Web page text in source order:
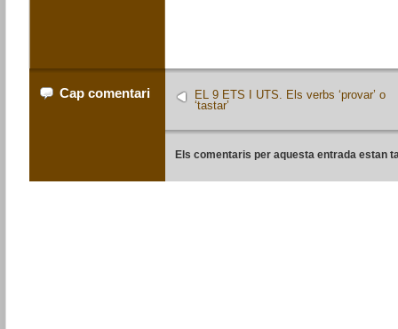
Cap comentari
EL 9 ETS I UTS. Els verbs ‘provar’ o
‘tastar’
Els comentaris per aquesta entrada estan